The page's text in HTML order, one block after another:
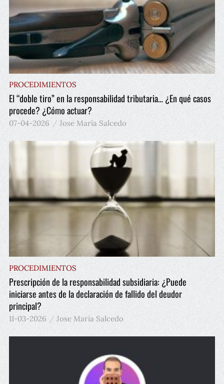
PROCEDIMIENTOS
El “doble tiro” en la responsabilidad tributaria… ¿En qué casos
procede? ¿Cómo actuar?
07-04-2026 Jose María Salcedo
PROCEDIMIENTOS
Prescripción de la responsabilidad subsidiaria: ¿Puede
iniciarse antes de la declaración de fallido del deudor
principal?
11-03-2026 Jose María Salcedo